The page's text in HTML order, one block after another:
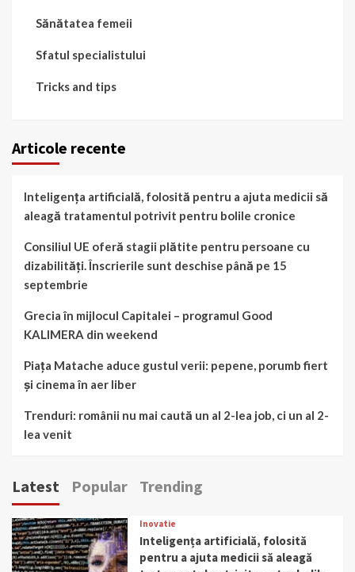
Sănătatea femeii
Sfatul specialistului
Tricks and tips
Articole recente
Inteligența artificială, folosită pentru a ajuta medicii să
aleagă tratamentul potrivit pentru bolile cronice
Consiliul UE oferă stagii plătite pentru persoane cu
dizabilități. Înscrierile sunt deschise până pe 15
septembrie
Grecia în mijlocul Capitalei – programul Good
KALIMERA din weekend
Piața Matache aduce gustul verii: pepene, porumb fiert
și cinema în aer liber
Trenduri: românii nu mai caută un al 2-lea job, ci un al 2-
lea venit
Latest Popular Trending
Inovatie
Inteligența artificială, folosită
pentru a ajuta medicii să aleagă